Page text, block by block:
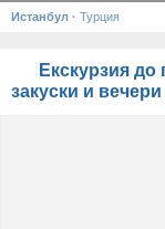
Истанбул · Турция
Екскурзия
закуски и